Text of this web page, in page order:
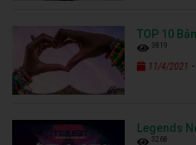
TOP 10
3819
11/4/2021
Legends
3268